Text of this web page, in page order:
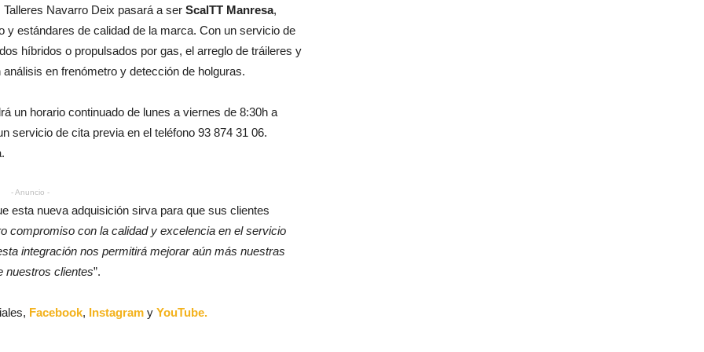
Talleres Navarro Deix pasará a ser ScalTT Manresa,
estándares de calidad de la marca. Con un servicio de
híbridos o propulsados por gas, el arreglo de tráileres y
en frenómetro y detección de holguras.
un horario continuado de lunes a viernes de 8:30h a
servicio de cita previa en el teléfono 93 874 31 06.
- Anuncio -
esta nueva adquisición sirva para que sus clientes
compromiso con la calidad y excelencia en el servicio
integración nos permitirá mejorar aún más nuestras
nuestros clientes”.
Facebook, Instagram y YouTube.